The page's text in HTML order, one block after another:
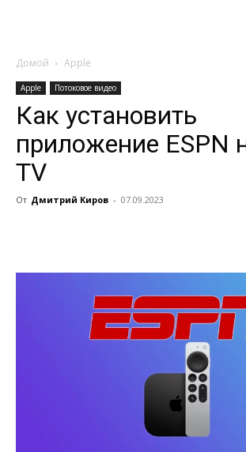
Домой Apple
Apple Потоковое видео
Как установить
приложение ESPN
TV
От Дмитрий Киров - 07.09.2023